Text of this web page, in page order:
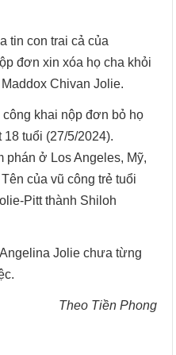
tin con trai cả của
đơn xin xóa họ cha khỏi
Chivan Jolie.
khai nộp đơn bỏ họ
tuổi (27/5/2024).
phán ở Los Angeles, Mỹ,
của vũ công trẻ tuổi
Pitt thành Shiloh
Jolie chưa từng
Theo Tiền Phong